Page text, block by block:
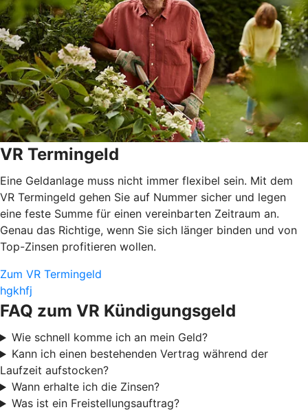
VR Termingeld
Eine Geldanlage muss nicht immer flexibel sein. Mit dem
VR Termingeld gehen Sie auf Nummer sicher und legen
eine feste Summe für einen vereinbarten Zeitraum an.
Genau das Richtige, wenn Sie sich länger binden und von
Top-Zinsen profitieren wollen.
Zum VR Termingeld
hgkhfj
FAQ zum VR Kündigungsgeld
Wie schnell komme ich an mein Geld?
Kann ich einen bestehenden Vertrag während der
Laufzeit aufstocken?
Wann erhalte ich die Zinsen?
Was ist ein Freistellungsauftrag?